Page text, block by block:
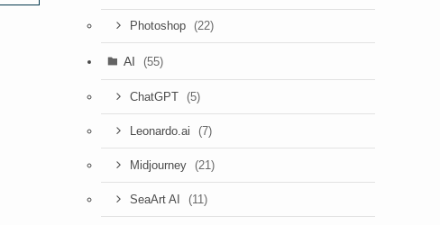
Photoshop (22)
AI (55)
ChatGPT (5)
Leonardo.ai (7)
Midjourney (21)
SeaArt AI (11)